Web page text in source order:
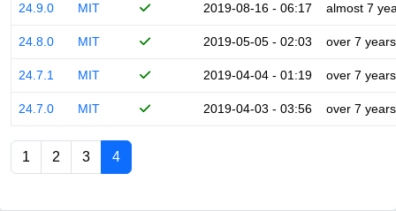
24.9.0 MIT 2019-08-16 - 06:17 almost 7
24.8.0 MIT 2019-05-05 - 02:03 over 7 years
24.7.1 MIT 2019-04-04 - 01:19 over 7 years
24.7.0 MIT 2019-04-03 - 03:56 over 7 years
1 2 3 4